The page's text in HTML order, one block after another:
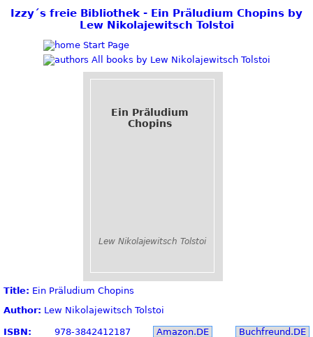
Izzy´s freie Bibliothek - Ein Präludium Chopins by
Lew Nikolajewitsch Tolstoi
Start Page
All books by Lew Nikolajewitsch Tolstoi
Ein Präludium
Chopins
Lew Nikolajewitsch Tolstoi
Title: Ein Präludium Chopins
Author: Lew Nikolajewitsch Tolstoi
ISBN: 978-3842412187 Amazon.DE
Buchfreund.DE